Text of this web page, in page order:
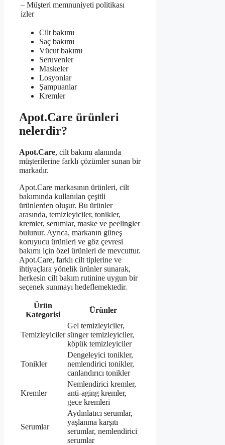
– Müşteri memnuniyeti politikası
izler
Cilt bakımı
Saç bakımı
Vücut bakımı
Seruvenler
Maskeler
Losyonlar
Şampuanlar
Kremler
Apot.Care ürünleri
nelerdir?
Apot.Care, cilt bakımı alanında
müşterilerine farklı çözümler sunan bir
markadır.
Apot.Care markasının ürünleri, cilt
bakımında kullanılan çeşitli
ürünlerden oluşur. Bu ürünler
arasında, temizleyiciler, tonikler,
kremler, serumlar, maske ve peelingler
bulunur. Ayrıca, markanın güneş
koruyucu ürünleri ve göz çevresi
bakımı için özel ürünleri de mevcuttur.
Apot.Care, farklı cilt tiplerine ve
ihtiyaçlara yönelik ürünler sunarak,
herkesin cilt bakım rutinine uygun bir
seçenek sunmayı hedeflemektedir.
Ürün
Kategorisi
Ürünler
Temizleyiciler
Gel temizleyiciler,
sünger temizleyiciler,
köpük temizleyiciler
Tonikler
Dengeleyici tonikler,
nemlendirici tonikler,
canlandırıcı tonikler
Kremler
Nemlendirici kremler,
anti-aging kremler,
gece kremleri
Serumlar
Aydınlatıcı serumlar,
yaşlanma karşıtı
serumlar, nemlendirici
serumlar